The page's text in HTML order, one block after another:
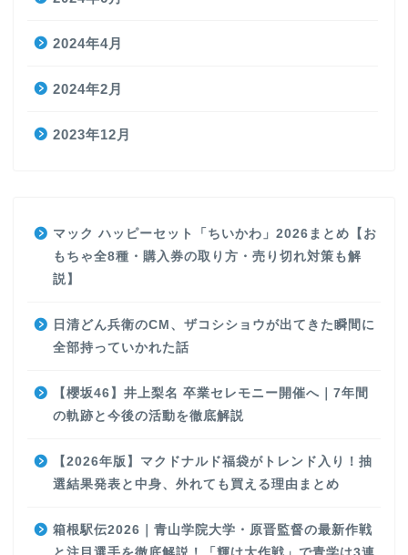
2024年4月
2024年2月
2023年12月
マック ハッピーセット「ちいかわ」2026まとめ【お
もちゃ全8種・購入券の取り方・売り切れ対策も解
説】
日清どん兵衛のCM、ザコシショウが出てきた瞬間に
全部持っていかれた話
【櫻坂46】井上梨名 卒業セレモニー開催へ｜7年間
の軌跡と今後の活動を徹底解説
【2026年版】マクドナルド福袋がトレンド入り！抽
選結果発表と中身、外れても買える理由まとめ
箱根駅伝2026｜青山学院大学・原晋監督の最新作戦